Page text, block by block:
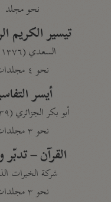
نحو مجلد
تيسير الكريم
السعدي (١٣٧٦ هـ)
نحو ٤ مجلدات
أيسر
أبو بكر الجزائري (١٤٣٩ هـ)
نحو ٣ مجلدات
القرآن –
شركة الخبرات
نحو ٣ مجلدات